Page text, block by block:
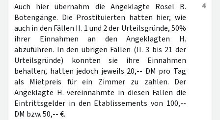
4
Auch hier übernahm die Angeklagte Rosel B.
Botengänge. Die Prostituierten hatten hier, wie
auch in den Fällen II. 1 und 2 der Urteilsgründe, 50%
ihrer Einnahmen an den Angeklagten H.
abzuführen. In den übrigen Fällen (II. 3 bis 21 der
Urteilsgründe) konnten sie ihre Einnahmen
behalten, hatten jedoch jeweils 20,-- DM pro Tag
als Mietpreis für ein Zimmer zu zahlen. Der
Angeklagte H. vereinnahmte in diesen Fällen die
Eintrittsgelder in den Etablissements von 100,--
DM bzw. 50,-- €.